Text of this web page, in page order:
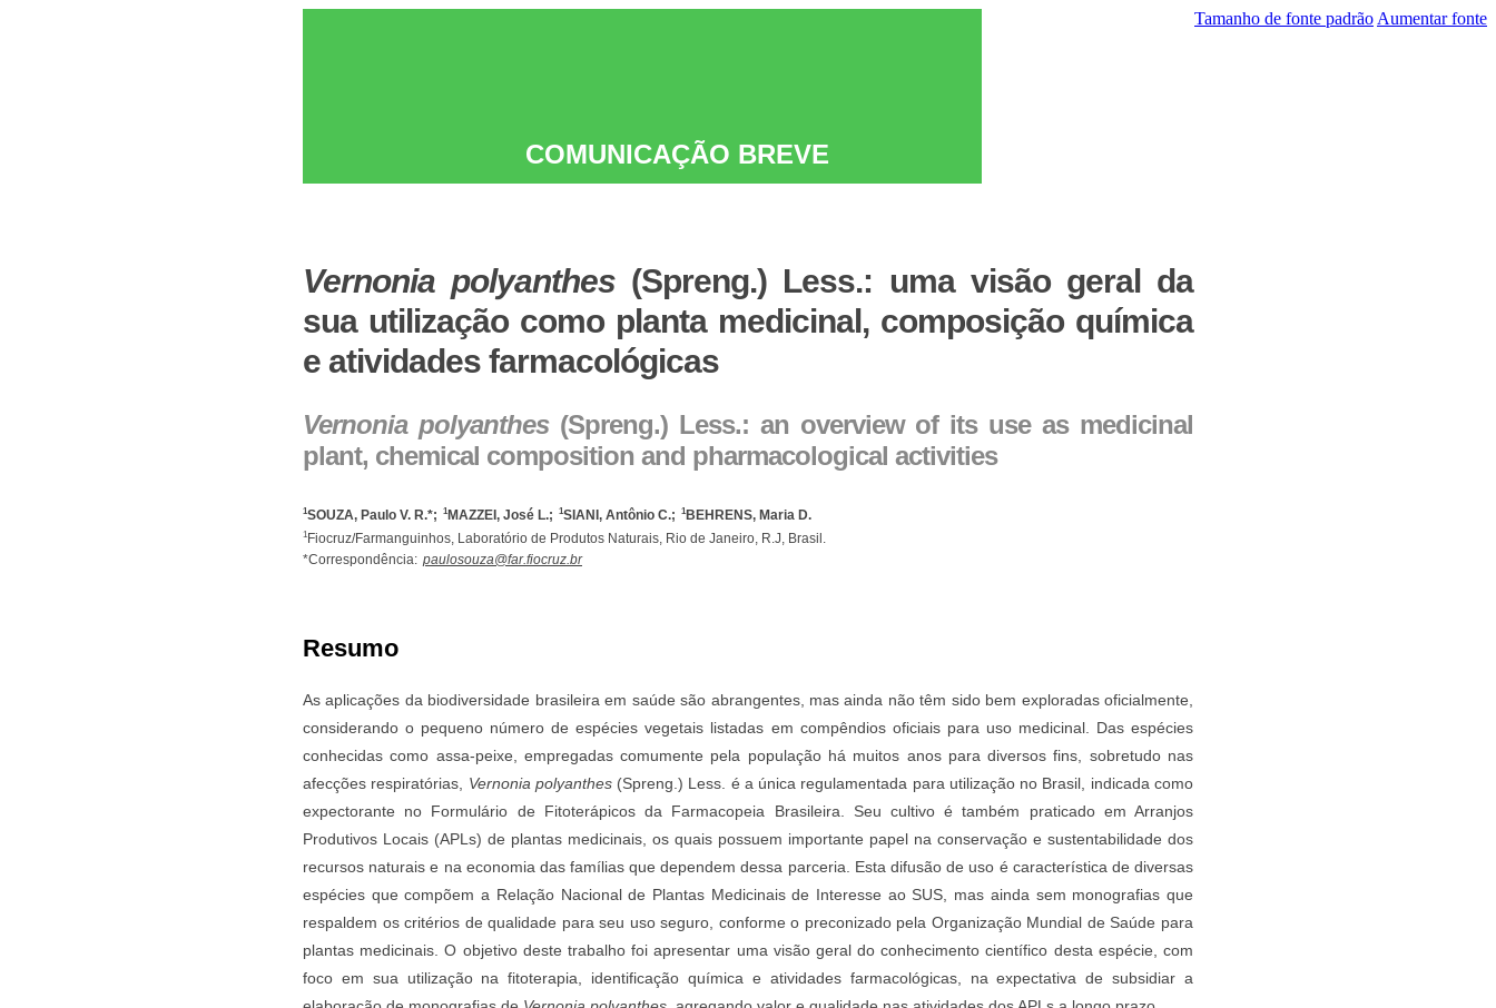
Tamanho de fonte padrão Aumentar fonte
COMUNICAÇÃO BREVE
Vernonia polyanthes (Spreng.) Less.: uma visão geral da
sua utilização como planta medicinal, composição química
e atividades farmacológicas
Vernonia polyanthes (Spreng.) Less.: an overview of its use as medicinal
plant, chemical composition and pharmacological activities
1SOUZA, Paulo V. R.*; 1MAZZEI, José L.; 1SIANI, Antônio C.; 1BEHRENS, Maria D.
1 Fiocruz/Farmanguinhos, Laboratório de Produtos Naturais, Rio de Janeiro, R.J, Brasil.
*Correspondência: paulosouza@far.fiocruz.br
Resumo
As aplicações da biodiversidade brasileira em saúde são abrangentes, mas ainda não têm sido bem exploradas oficialmente,
considerando o pequeno número de espécies vegetais listadas em compêndios oficiais para uso medicinal. Das espécies
conhecidas como assa-peixe, empregadas comumente pela população há muitos anos para diversos fins, sobretudo nas
afecções respiratórias, Vernonia polyanthes (Spreng.) Less. é a única regulamentada para utilização no Brasil, indicada como
expectorante no Formulário de Fitoterápicos da Farmacopeia Brasileira. Seu cultivo é também praticado em Arranjos
Produtivos Locais (APLs) de plantas medicinais, os quais possuem importante papel na conservação e sustentabilidade dos
recursos naturais e na economia das famílias que dependem dessa parceria. Esta difusão de uso é característica de diversas
espécies que compõem a Relação Nacional de Plantas Medicinais de Interesse ao SUS, mas ainda sem monografias que
respaldem os critérios de qualidade para seu uso seguro, conforme o preconizado pela Organização Mundial de Saúde para
plantas medicinais. O objetivo deste trabalho foi apresentar uma visão geral do conhecimento científico desta espécie, com
foco em sua utilização na fitoterapia, identificação química e atividades farmacológicas, na expectativa de subsidiar a